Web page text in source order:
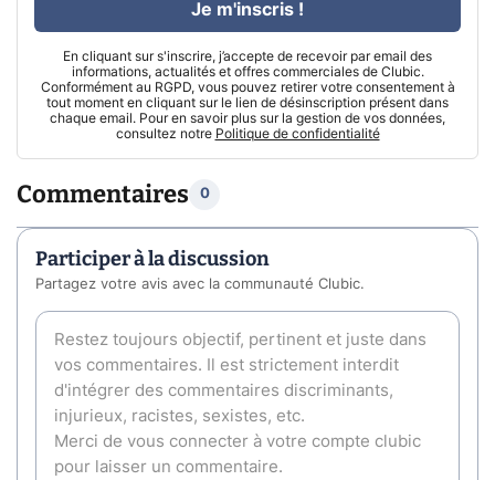
En cliquant sur s'inscrire, j’accepte de recevoir par email des
informations, actualités et offres commerciales de Clubic.
Conformément au RGPD, vous pouvez retirer votre consentement à
tout moment en cliquant sur le lien de désinscription présent dans
chaque email. Pour en savoir plus sur la gestion de vos données,
consultez notre Politique de confidentialité
Je m'inscris !
Commentaires 0
Participer à la discussion
Partagez votre avis avec la communauté Clubic.